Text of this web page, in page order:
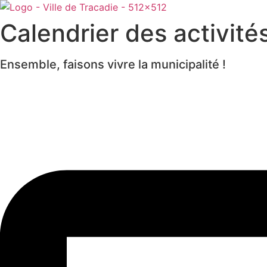
Calendrier des
Ensemble, faisons vivre la municipalité !